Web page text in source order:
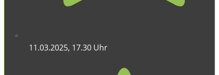
11.03.2025, 17.30 Uhr